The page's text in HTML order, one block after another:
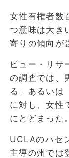
女性有権者数
つ意味は大き
寄りの傾向が
ピュー・リサ
の調査では、
る」あるいは
に対し、女性
にとどまった。
UCLAのハセ
主導の州では